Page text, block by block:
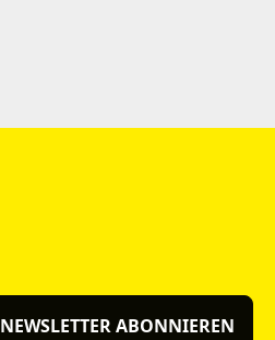
NEWSLETTER ABONNIEREN